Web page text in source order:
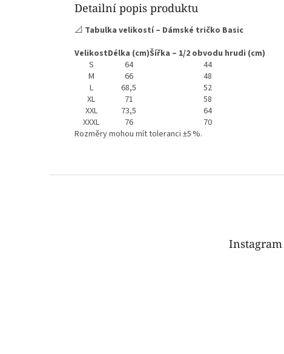
Detailní popis produktu
📐 Tabulka velikostí – Dámské tričko Basic
VelikostDélka (cm)Šířka – 1/2 obvodu hrudi (cm)
S
64
44
M
66
48
L
68,5
52
XL
71
58
XXL
73,5
64
XXXL
76
70
Rozměry mohou mít toleranci ±5 %.
Instagram